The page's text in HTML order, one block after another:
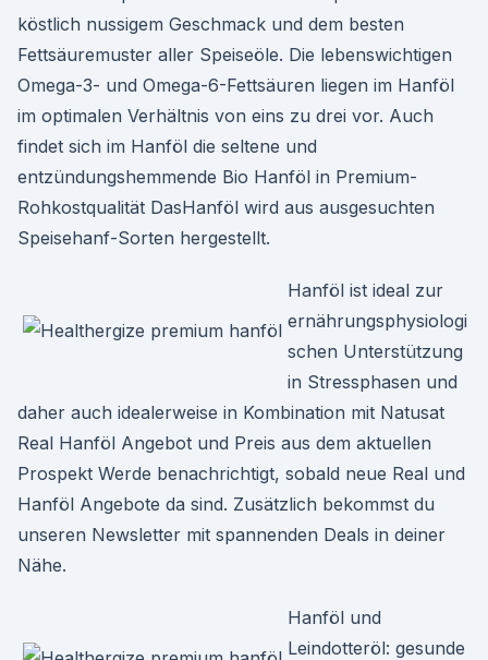
köstlich nussigem Geschmack und dem besten
Fettsäuremuster aller Speiseöle. Die lebenswichtigen
Omega-3- und Omega-6-Fettsäuren liegen im Hanföl
im optimalen Verhältnis von eins zu drei vor. Auch
findet sich im Hanföl die seltene und
entzündungshemmende Bio Hanföl in Premium-
Rohkostqualität DasHanföl wird aus ausgesuchten
Speisehanf-Sorten hergestellt.
Hanföl ist ideal zur
ernährungsphysiologi
schen Unterstützung
in Stressphasen und
daher auch idealerweise in Kombination mit Natusat
Real Hanföl Angebot und Preis aus dem aktuellen
Prospekt Werde benachrichtigt, sobald neue Real und
Hanföl Angebote da sind. Zusätzlich bekommst du
unseren Newsletter mit spannenden Deals in deiner
Nähe.
Hanföl und
Leindotteröl: gesunde